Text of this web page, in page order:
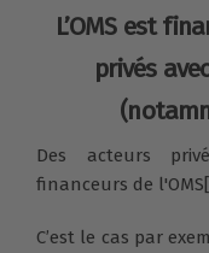
L’OMS est
privés
Des acteurs
financeurs de
C’est le cas par